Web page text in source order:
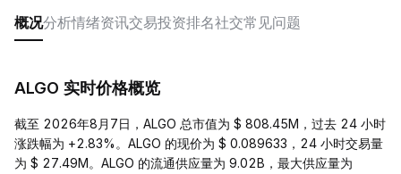
概况分析情绪资讯交易投资排名社交常见问题
ALGO 实时价格概览
截至 2026年8月7日，ALGO 总市值为 $ 808.45M，过去 24 小时
涨跌幅为 +2.83%。ALGO 的现价为 $ 0.089633，24 小时交易量
为 $ 27.49M。ALGO 的流通供应量为 9.02B，最大供应量为